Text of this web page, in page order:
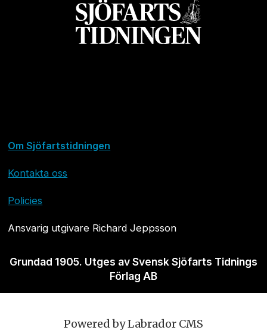
Om Sjöfartstidningen
Kontakta oss
Policies
Ansvarig utgivare Richard Jeppsson
Grundad 1905. Utges av Svensk Sjöfarts Tidnings
Förlag AB
Powered by Labrador CMS